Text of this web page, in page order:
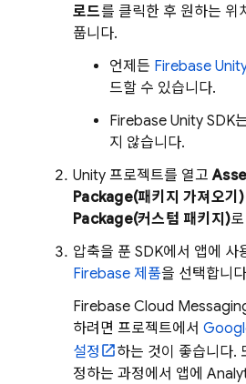
로드를 클릭한 후 원하는 위
풉니다.
언제든 Firebase
드할 수 있습니다.
Firebase Unity SDK
지 않습니다.
Unity 프로젝트를 열고
Package(패키지 가져오기)
Package(커스텀 패키지)
압축을 푼 SDK에서 앱에 사
Firebase 제품을 선택합니
Firebase Cloud
하려면 프로젝트에서
설정
하는 것이 좋습니다.
정하는 과정에서 앱에